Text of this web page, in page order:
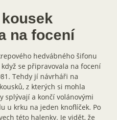
na focení
hedvábného šifonu
se připravovala na focení
Tehdy jí návrháři na
z kterých si mohla
splývají a končí volánovými
u krku na jeden knoflíček. Po
této halenky. Je vidět, že